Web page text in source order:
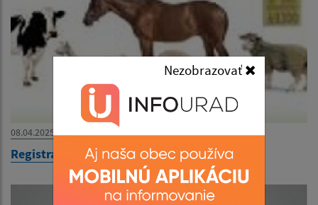
Nezobrazovať
08.04.2025
Registrácia chovov